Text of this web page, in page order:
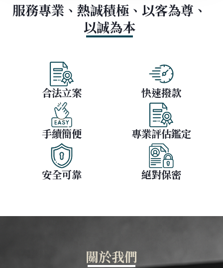
服務專業、熱誠積極、以客為尊、
以誠為本
合法立案 快速撥款
手續簡便 專業評估鑑定
安全可靠 絕對保密
關於我們